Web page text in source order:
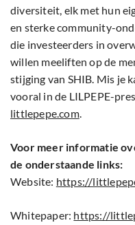
diversiteit, elk met hun
en sterke community-
die investeerders in
willen meeliften op de
stijging van SHIB. Mis je
vooral in de LILPEPE-
littlepepe.com.
Voor meer informatie
de onderstaande links:
Website: https://
Whitepaper: https://